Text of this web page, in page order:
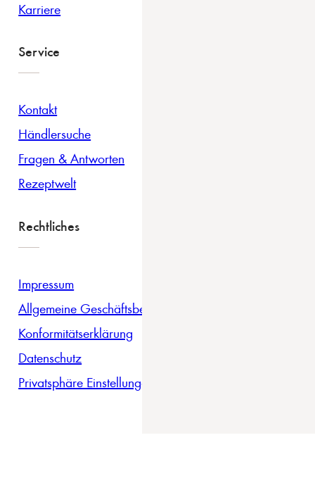
Karriere
Service
Kontakt
Händlersuche
Fragen & Antworten
Rezeptwelt
Rechtliches
Impressum
Allgemeine Geschäftsbedingungen
Konformitätserklärung
Datenschutz
Privatsphäre Einstellungen